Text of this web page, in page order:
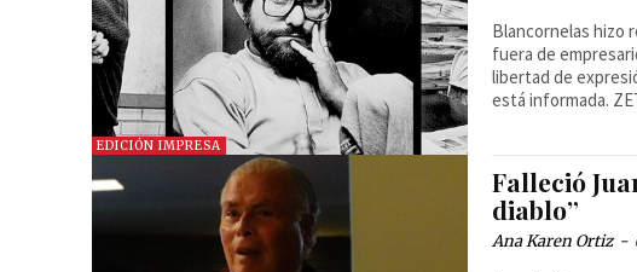
EDICIÓN IMPRESA
Blancornelas hizo
fuera de
libertad de
está informada.
Falleció
diablo”
Ana Karen Ortiz -